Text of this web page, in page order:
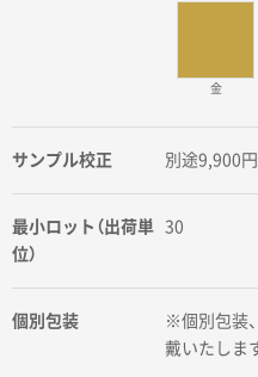
金
サンプル校正 別途9,900
最小ロット（出荷単
位）
30
個別包装
※個別包装
戴いたしま